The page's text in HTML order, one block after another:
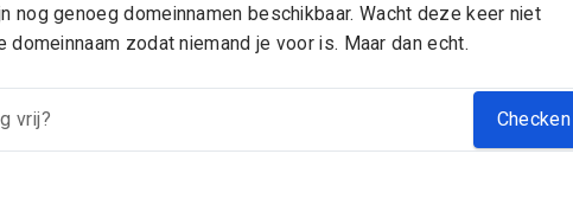
nog genoeg domeinnamen beschikbaar. Wacht deze keer niet
domeinnaam zodat niemand je voor is. Maar dan echt.
Checken